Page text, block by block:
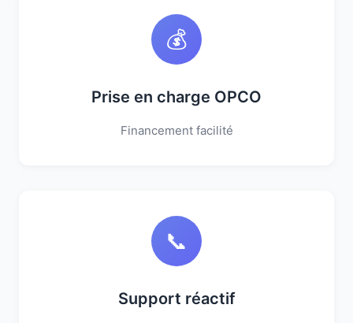
💰
Prise en charge OPCO
Financement facilité
📞
Support réactif